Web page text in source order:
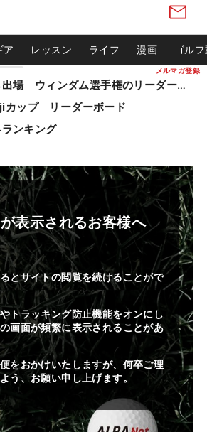
メルマガ登録
ア レッスン ライフ 漫画 ゴル
松山英樹ら出場 ウィンダム選手権のリーダーボード
カップ リーダーボード
ンキング
表示されるお客様へ
とサイトの閲覧を続けることがで
トラッキング防止機能をオンにし
画面が頻繁に表示されることがあ
をおかけいたしますが、何卒ご理
う、お願い申し上げます。